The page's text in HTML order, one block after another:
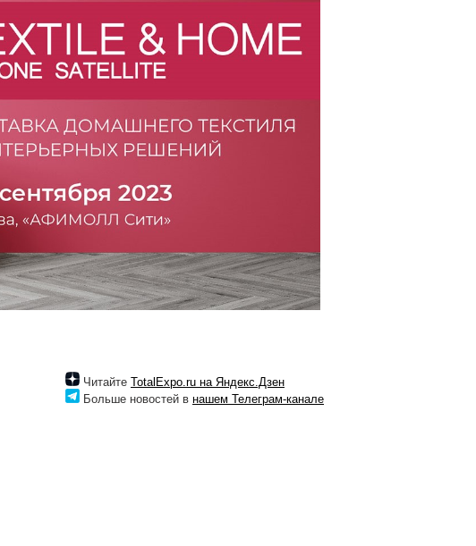
Читайте TotalExpo.ru на Яндекс.Дзен
Больше новостей в нашем Телеграм-канале